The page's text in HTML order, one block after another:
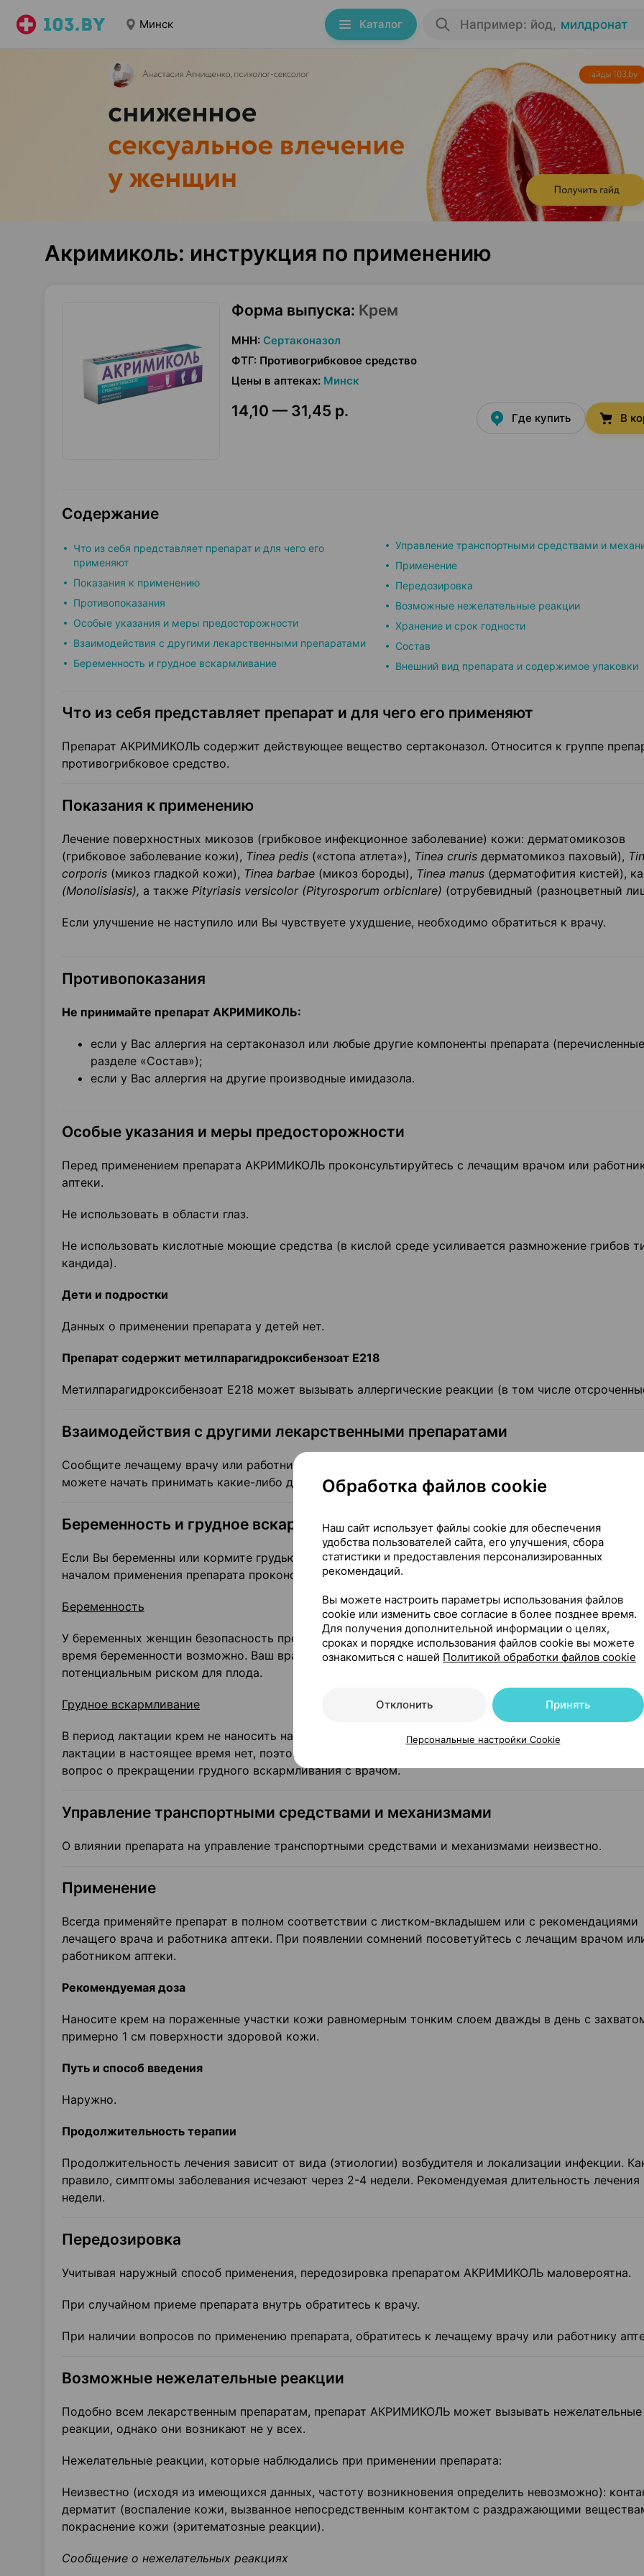
Минск Каталог Например: йод, милдронат
Акримиколь: инструкция по применению
Форма выпуска: Крем
МНН: Сертаконазол
ФТГ: Противогрибковое средство
Цены в аптеках: Минск
14,10 — 31,45 р. Где купить В
Содержание
Что из себя представляет препарат и для чего его
применяют
Показания к применению
Противопоказания
Особые указания и меры предосторожности
Взаимодействия с другими лекарственными препаратами
Беременность и грудное вскармливание
Управление транспортными средствами и
Применение
Передозировка
Возможные нежелательные реакции
Хранение и срок годности
Состав
Внешний вид препарата и содержимое упаковки
Что из себя представляет препарат и для чего его применяют
Препарат АКРИМИКОЛЬ содержит действующее вещество сертаконазол. Относится к группе
противогрибковое средство.
Показания к применению
Лечение поверхностных микозов (грибковое инфекционное заболевание) кожи: дерматомикозов
(грибковое заболевание кожи), Tinea pedis («стопа атлета»), Tinea cruris дерматомикоз паховый),
corporis (микоз гладкой кожи), Tinea barbae (микоз бороды), Tinea manus (дерматофития кистей),
(Monolisiasis), а также Pityriasis versicolor(Pityrosporum orbicnlare) (отрубевидный (разноцветный
Если улучшение не наступило или Вы чувствуете ухудшение, необходимо обратиться к врачу.
Противопоказания
Не принимайте препарат АКРИМИКОЛЬ:
если у Вас аллергия на сертаконазол или любые другие компоненты препарата
разделе «Состав»);
если у Вас аллергия на другие производные имидазола.
Особые указания и меры предосторожности
Перед применением препарата АКРИМИКОЛЬ проконсультируйтесь с лечащим врачом или
аптеки.
Не использовать в области глаз.
Не использовать кислотные моющие средства (в кислой среде усиливается размножение грибов
кандида).
Дети и подростки
Данных о применении препарата у детей нет.
Препарат содержит метилпарагидроксибензоат Е218
Метилпарагидроксибензоат Е218 может вызывать аллергические реакции (в том числе
Взаимодействия с другими лекарственными препаратами
Сообщите лечащему врачу или работнику аптеки о том, что Вы принимаете, недавно принимали или
можете начать принимать какие-либо другие препараты.
Беременность и грудное вскармливание
Если Вы беременны или кормите грудью, думаете, что забеременели, или планируете
началом применения препарата проконсультируйтесь с лечащим врачом или работником аптеки.
Беременность
У беременных женщин безопасность препарата специально не изучалась. Применение
время беременности возможно. Ваш врач оценит соотношение предполагаемой пользы для Вас с
потенциальным риском для плода.
Грудное вскармливание
В период лактации крем не наносить на молочные железы. Данных о применении препарата в
лактации в настоящее время нет, поэтому при необходимости применения препарата следует
вопрос о прекращении грудного вскармливания с врачом.
Управление транспортными средствами и механизмами
О влиянии препарата на управление транспортными средствами и механизмами неизвестно.
Применение
Всегда применяйте препарат в полном соответствии с листком-вкладышем или с рекомендациями
лечащего врача и работника аптеки. При появлении сомнений посоветуйтесь с лечащим врачом
работником аптеки.
Рекомендуемая доза
Наносите крем на пораженные участки кожи равномерным тонким слоем дважды в день с
примерно 1 см поверхности здоровой кожи.
Путь и способ введения
Наружно.
Продолжительность терапии
Продолжительность лечения зависит от вида (этиологии) возбудителя и локализации инфекции.
правило, симптомы заболевания исчезают через 2-4 недели. Рекомендуемая длительность
недели.
Передозировка
Учитывая наружный способ применения, передозировка препаратом АКРИМИКОЛЬ маловероятна.
При случайном приеме препарата внутрь обратитесь к врачу.
При наличии вопросов по применению препарата, обратитесь к лечащему врачу или работнику
Возможные нежелательные реакции
Подобно всем лекарственным препаратам, препарат АКРИМИКОЛЬ может вызывать нежелательные
реакции, однако они возникают не у всех.
Нежелательные реакции, которые наблюдались при применении препарата:
Неизвестно (исходя из имеющихся данных, частоту возникновения определить невозможно):
дерматит (воспаление кожи, вызванное непосредственным контактом с раздражающими
покраснение кожи (эритематозные реакции).
Сообщение о нежелательных реакциях
Обработка файлов cookie
Наш сайт использует файлы cookie для обеспечения
удобства пользователей сайта, его улучшения, сбора
статистики и предоставления персонализированных
рекомендаций.
Вы можете настроить параметры использования файлов
cookie или изменить свое согласие в более позднее время.
Для получения дополнительной информации о целях,
сроках и порядке использования файлов cookie вы можете
ознакомиться с нашей Политикой обработки файлов cookie
Отклонить Принять
Персональные настройки Cookie